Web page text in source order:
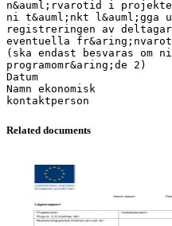
n&auml;rvarotid i
ni t&auml;nkt l&auml;gga
registreringen av
eventuella
(ska endast besvaras om
programomr&aring;de 2)
Datum
Namn ekonomisk
Related documents